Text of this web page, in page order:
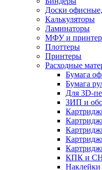
Доски
Калькуляторы
Ламинаторы
МФУ и
Плоттеры
Принтеры
Расходные
Бумага
Бумага
Для 3D-
ЗИП и
КПК и
Наклейки